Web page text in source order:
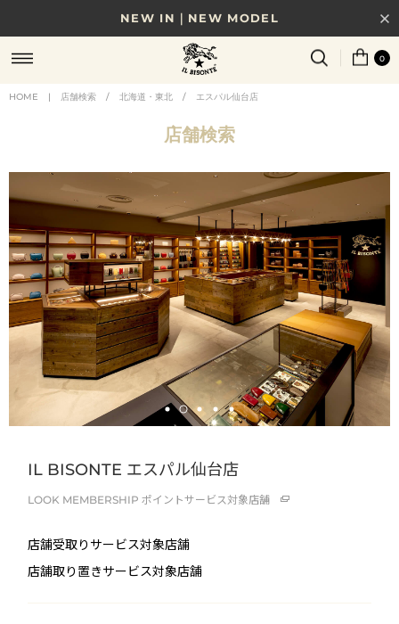
NEW IN｜NEW MODEL
8/17(月)10時まで｜税込11,000円以上で送料無料
贈る相手やシーンから選べる、新しいギフトガイド
NEW IN｜COLOR LEATHER
0
HOME | 店舗検索 / 北海道・東北 / エスパル仙台店
店舗検索
IL BISONTE エスパル仙台店
LOOK MEMBERSHIP ポイントサービス対象店舗
店舗受取りサービス対象店舗
店舗取り置きサービス対象店舗